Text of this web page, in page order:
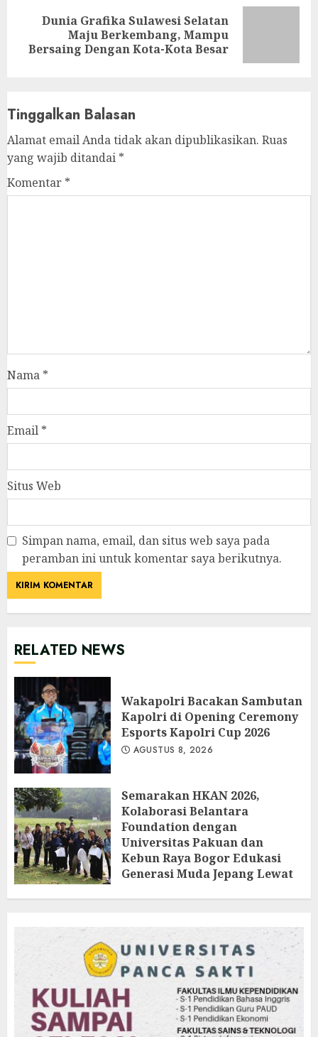
Next
post:
Dunia Grafika Sulawesi Selatan
Maju Berkembang, Mampu
Bersaing Dengan Kota-Kota Besar
Tinggalkan Balasan
Alamat email Anda tidak akan dipublikasikan. Ruas
yang wajib ditandai *
Komentar *
Nama *
Email *
Situs Web
Simpan nama, email, dan situs web saya pada
peramban ini untuk komentar saya berikutnya.
RELATED NEWS
Wakapolri Bacakan Sambutan
Kapolri di Opening Ceremony
Esports Kapolri Cup 2026
AGUSTUS 8, 2026
Semarakan HKAN 2026,
Kolaborasi Belantara
Foundation dengan
Universitas Pakuan dan
Kebun Raya Bogor Edukasi
Generasi Muda Jepang Lewat